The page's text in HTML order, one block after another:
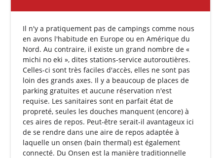
Il n'y a pratiquement pas de campings comme nous
en avons l'habitude en Europe ou en Amérique du
Nord. Au contraire, il existe un grand nombre de «
michi no eki », dites stations-service autoroutières.
Celles-ci sont très faciles d'accès, elles ne sont pas
loin des grands axes. Il y a beaucoup de places de
parking gratuites et aucune réservation n'est
requise. Les sanitaires sont en parfait état de
propreté, seules les douches manquent (encore) à
ces aires de repos. Peut-être serait-il avantageux ici
de se rendre dans une aire de repos adaptée à
laquelle un onsen (bain thermal) est également
connecté. Du Onsen est la manière traditionnelle